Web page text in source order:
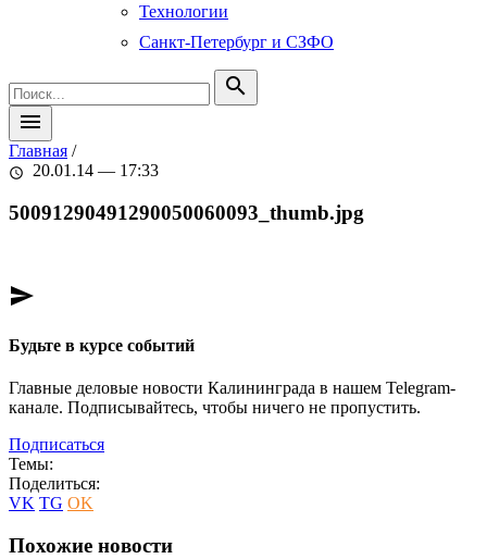
Технологии
Санкт-Петербург и СЗФО
search
menu
Главная /
schedule 20.01.14 — 17:33
50091290491290050060093_thumb.jpg
send
Будьте в курсе событий
Главные деловые новости Калининграда в нашем Telegram-
канале. Подписывайтесь, чтобы ничего не пропустить.
Подписаться
Темы:
Поделиться:
VK TG OK
Похожие новости